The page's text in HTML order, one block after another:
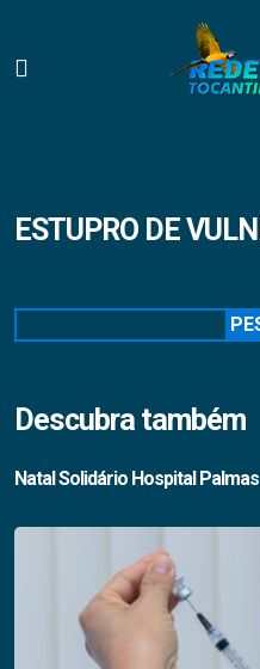
ESTUPRO DE
Descubra também
Natal Solidário Hospital Palmas